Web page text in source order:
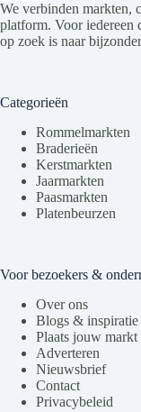
We verbinden markten,
platform. Voor iedereen
op zoek is naar
Categorieën
Rommelmarkten
Braderieën
Kerstmarkten
Jaarmarkten
Paasmarkten
Platenbeurzen
Voor bezoekers &
Over ons
Blogs & inspiratie
Plaats jouw markt
Adverteren
Nieuwsbrief
Contact
Privacybeleid